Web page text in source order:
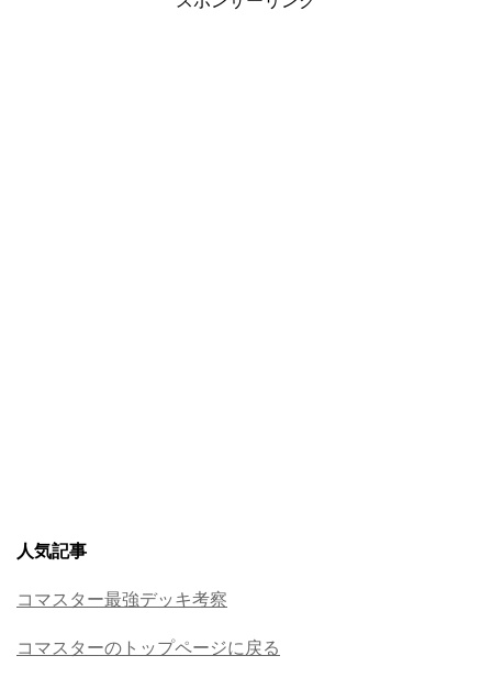
人気記事
コマスター最強デッキ考察
コマスターのトップページに戻る